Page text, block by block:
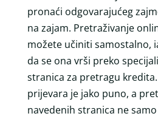
pronaći odgovarajućeg
na zajam. Pretraživanje
možete učiniti samostalno,
da se ona vrši preko
stranica za pretragu
prijevara je jako puno, a
navedenih stranica ne